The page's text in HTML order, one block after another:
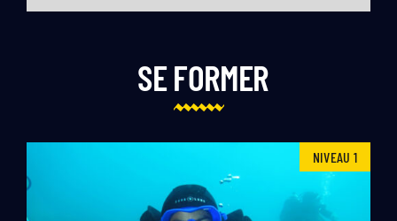
SE FORMER
NIVEAU 1